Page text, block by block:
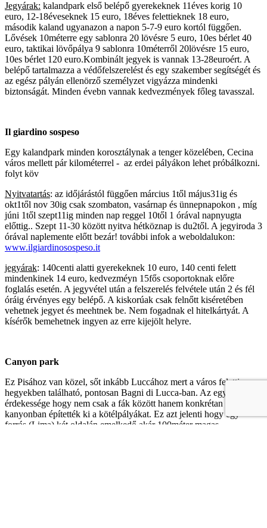
Jegyárak: kalandpark első belépő gyerekeknek 11éves korig 10
euro, 12-18éveseknek 15 euro, 18éves felettieknek 18 euro,
második kaland ugyanazon a napon 5-7-9 euro kortól függően.
Lővések 10méterre egy sablonra 20 lövésre 5 euro, 10es bérlet 40
euro, taktikai lövőpálya 9 sablonra 10méterről 20lövésre 15 euro,
10es bérlet 120 euro.Kombinált jegyek is vannak 13-28euroért. A
belépő tartalmazza a védőfelszerelést és egy szakember segítségét és
az egész pályán ellenörző személyzet vigyázza mindenki
biztonságát. Minden évebn vannak kedvezmények főleg tavasszal.
Il giardino sospeso
Egy kalandpark minden korosztálynak a tenger közelében, Cecina
város mellett pár kilométerrel - az erdei pályákon lehet próbálkozni.
folyt köv
Nyitvatartás: az időjárástól függően március 1től május31ig és
okt1től nov 30ig csak szombaton, vasárnap és ünnepnapokon , míg
júni 1től szept11ig minden nap reggel 10től 1 órával napnyugta
előttig.. Szept 11-30 között nyitva hétköznap is du2től. A jegyiroda 3
órával naplemente előtt bezár! további infok a weboldalukon:
www.ilgiardinosospeso.it
jegyárak: 140centi alatti gyerekeknek 10 euro, 140 centi felett
mindenkinek 14 euro, kedvezméyn 15fős csoportoknak előre
foglalás esetén. A jegyvétel után a felszerelés felvétele után 2 és fél
óráig érvényes egy belépő. A kiskorúak csak felnőtt kiséretében
vehetnek jegyet és meehtnek be. Nem fogadnak el hitelkártyát. A
kísérők bemehetnek ingyen az erre kijejölt helyre.
Canyon park
Ez Pisához van közel, sőt inkább Luccához mert a város feletti
hegyekben található, pontosan Bagni di Lucca-ban. Az egyik fő
érdekessége hogy nem csak a fák között hanem konkrétan egy
kanyonban építették ki a kötélpályákat. Ez azt jelenti hogy egy
forrás (Lima) két oldalán emelkedő akár 100méter magas